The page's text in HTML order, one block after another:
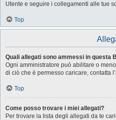
Utente e seguire i collegamenti alle tue
Top
Quali allegati sono ammessi in questa
Ogni amministratore può abilitare o
di ciò che è permesso caricare, contatta
Top
Come posso trovare i miei allegati?
Per trovare la lista degli allegati da te